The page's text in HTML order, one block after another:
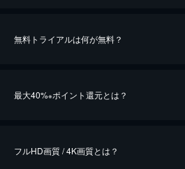
無料トライアルは何が無料？
最大40%※ポイント還元とは？
フルHD画質 / 4K画質とは？